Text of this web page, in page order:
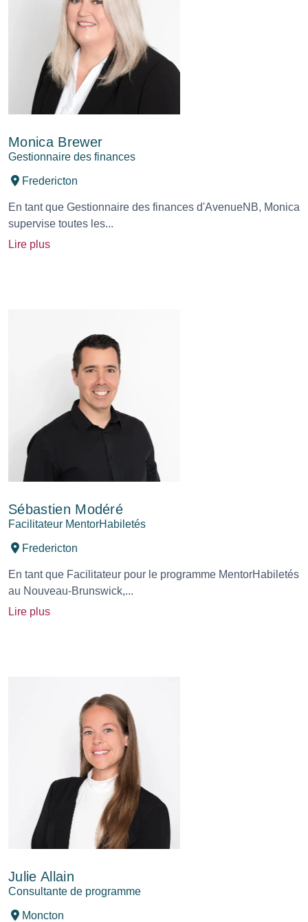
Monica Brewer
Gestionnaire des finances
Fredericton
En tant que Gestionnaire des finances d'AvenueNB, Monica
supervise toutes les...
Lire plus
Sébastien Modéré
Facilitateur MentorHabiletés
Fredericton
En tant que Facilitateur pour le programme MentorHabiletés
au Nouveau-Brunswick,...
Lire plus
Julie Allain
Consultante de programme
Moncton